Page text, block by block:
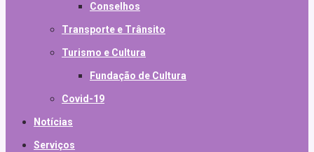
Conselhos
Transporte e Trânsito
Turismo e Cultura
Fundação de Cultura
Covid-19
Notícias
Serviços